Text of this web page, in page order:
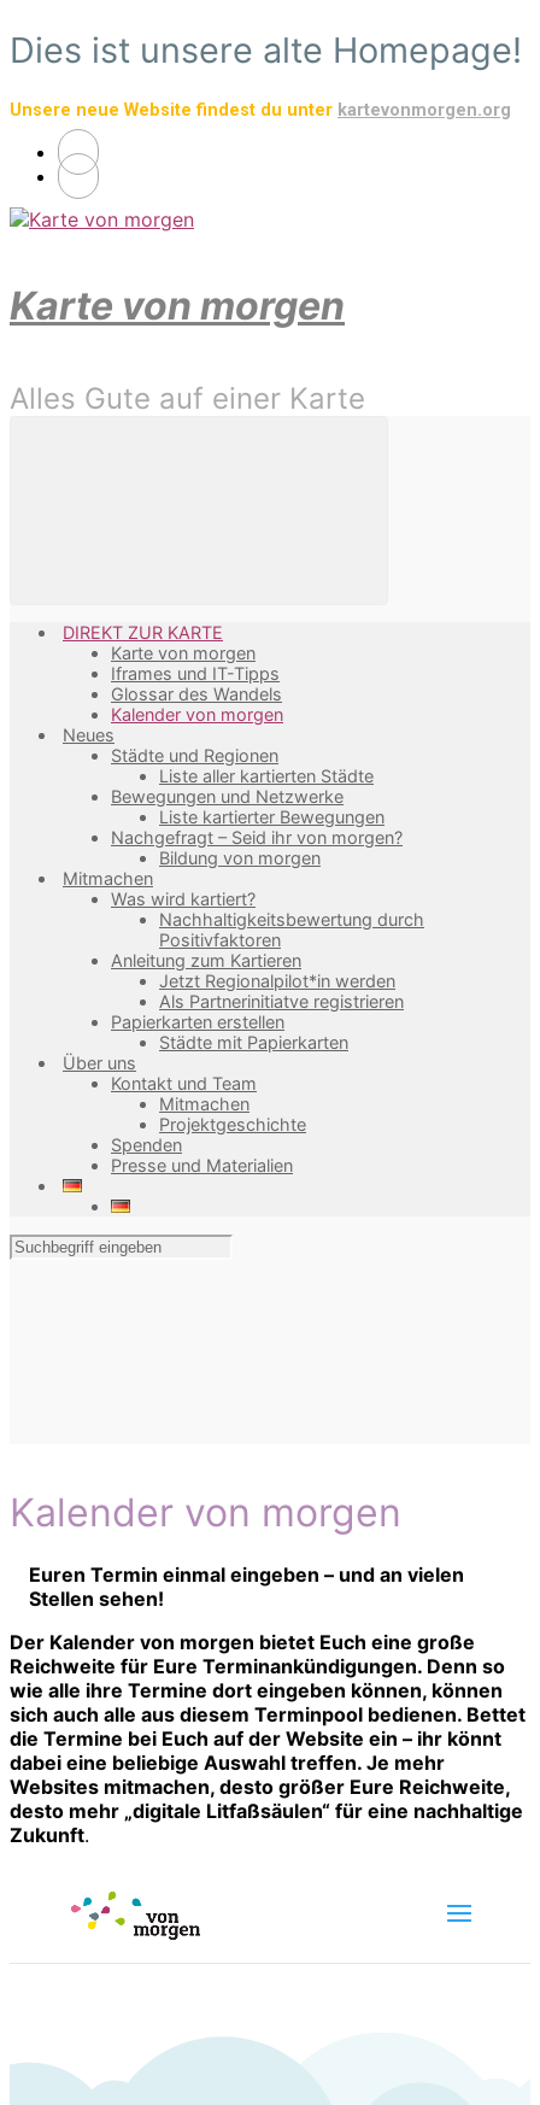
Zum
Hauptinhalt
Dies ist unsere alte Homepage!
Unsere neue Website findest du unter kartevonmorgen.org
Karte von morgen
Alles Gute auf einer Karte
DIREKT ZUR KARTE
Karte von morgen
Iframes und IT-Tipps
Glossar des Wandels
Kalender von morgen
Neues
Städte und Regionen
Liste aller kartierten Städte
Bewegungen und Netzwerke
Liste kartierter Bewegungen
Nachgefragt – Seid ihr von morgen?
Bildung von morgen
Mitmachen
Was wird kartiert?
Nachhaltigkeitsbewertung durch
Positivfaktoren
Anleitung zum Kartieren
Jetzt Regionalpilot*in werden
Als Partnerinitiatve registrieren
Papierkarten erstellen
Städte mit Papierkarten
Über uns
Kontakt und Team
Mitmachen
Projektgeschichte
Spenden
Presse und Materialien
Kalender von morgen
Euren Termin einmal eingeben – und an vielen
Stellen sehen!
Der Kalender von morgen bietet Euch eine große
Reichweite für Eure Terminankündigungen. Denn so
wie alle ihre Termine dort eingeben können, können
sich auch alle aus diesem Terminpool bedienen. Bettet
die Termine bei Euch auf der Website ein – ihr könnt
dabei eine beliebige Auswahl treffen. Je mehr
Websites mitmachen, desto größer Eure Reichweite,
desto mehr „digitale Litfaßsäulen“ für eine nachhaltige
Zukunft.